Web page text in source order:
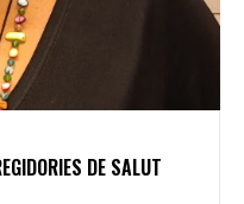
DE SALUT